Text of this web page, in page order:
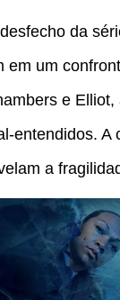
da
em um
e
entendidos. A
a